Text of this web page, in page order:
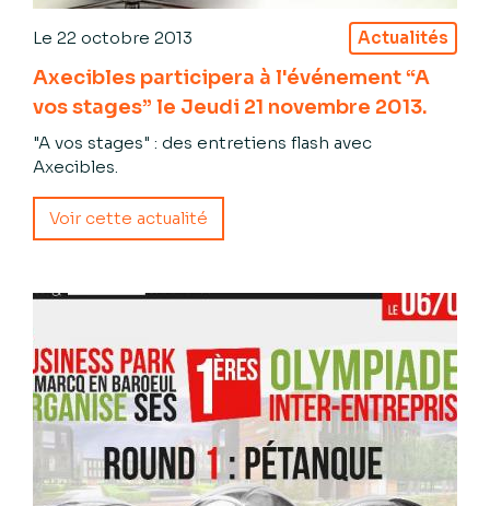
Le 22 octobre 2013 Actualités
Axecibles participera à l'événement “A
vos stages” le Jeudi 21 novembre 2013.
"A vos stages" : des entretiens flash avec
Axecibles.
Voir cette actualité